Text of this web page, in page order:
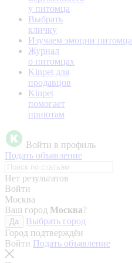
у питомца
Выбрать
кличку
Изучаем эмоции питомца
Журнал
о питомцах
Kinpet для
продавцов
Kinpet
помогает
приютам
Войти в профиль
Подать объявление
Нет результатов
Войти
Москва
Ваш город Москва?
Да
Выбрать город
Город подтверждён
Войти Подать объявление